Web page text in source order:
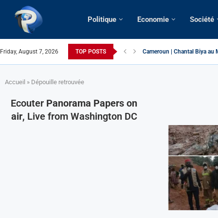
Politique Economie Société
Friday, August 7, 2026 TOP POSTS
Cameroun | Chantal Biya au
Succession présidentielle >
Accueil » Dépouille retrouvée
Ecouter Panorama Papers on
air, Live from Washington DC